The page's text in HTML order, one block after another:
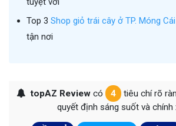
Top 3 Shop giỏ trái cây ở TP. Móng Cái
tận nơi
topAZ Reviewcó 4
tiêu chí rõ
quyết định sáng suốt và chính